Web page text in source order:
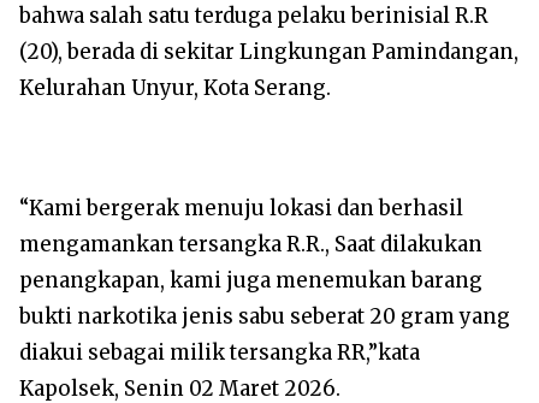
bahwa salah satu terduga pelaku berinisial R.R
(20), berada di sekitar Lingkungan Pamindangan,
Kelurahan Unyur, Kota Serang.
“Kami bergerak menuju lokasi dan berhasil
mengamankan tersangka R.R., Saat dilakukan
penangkapan, kami juga menemukan barang
bukti narkotika jenis sabu seberat 20 gram yang
diakui sebagai milik tersangka RR,”kata
Kapolsek, Senin 02 Maret 2026.